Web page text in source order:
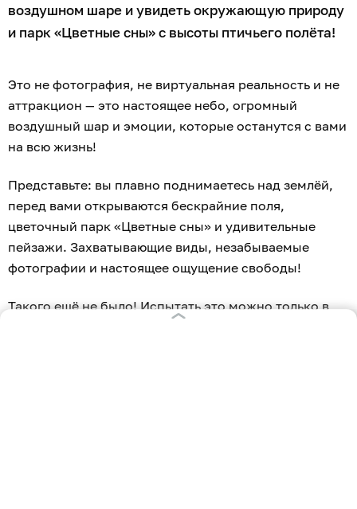
воздушном шаре и увидеть окружающую природу
и парк «Цветные сны» с высоты птичьего полёта!
Это не фотография, не виртуальная реальность и не
аттракцион — это настоящее небо, огромный
воздушный шар и эмоции, которые останутся с вами
на всю жизнь!
Представьте: вы плавно поднимаетесь над землёй,
перед вами открываются бескрайние поля,
цветочный парк «Цветные сны» и удивительные
пейзажи. Захватывающие виды, незабываемые
фотографии и настоящее ощущение свободы!
Такого ещё не было! Испытать это можно только в